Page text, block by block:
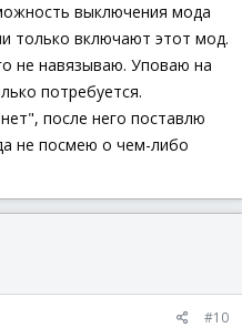
выключения мода
только включают этот мод.
не навязываю. Уповаю на
потребуется.
после него поставлю
не посмею о чем-либо
#10